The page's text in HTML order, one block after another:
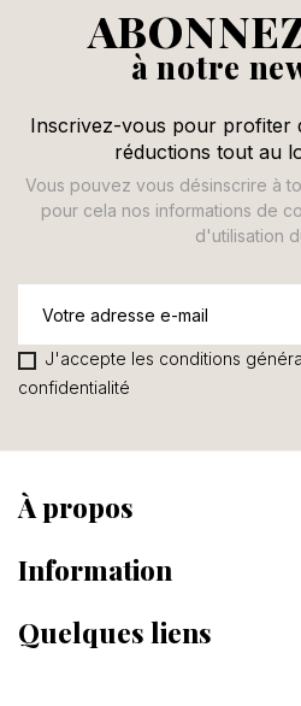
à notre
Inscrivez-vous pour profiter
réductions tout au
Vous pouvez vous désinscrire à
pour cela nos informations de
d'utilisation
J'accepte les conditions
confidentialité
À propos
Information
Quelques liens